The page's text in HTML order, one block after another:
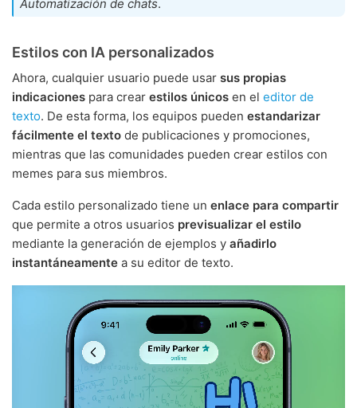
Automatización de chats.
Estilos con IA personalizados
Ahora, cualquier usuario puede usar sus propias
indicaciones para crear estilos únicos en el editor de
texto. De esta forma, los equipos pueden estandarizar
fácilmente el texto de publicaciones y promociones,
mientras que las comunidades pueden crear estilos con
memes para sus miembros.
Cada estilo personalizado tiene un enlace para compartir
que permite a otros usuarios previsualizar el estilo
mediante la generación de ejemplos y añadirlo
instantáneamente a su editor de texto.